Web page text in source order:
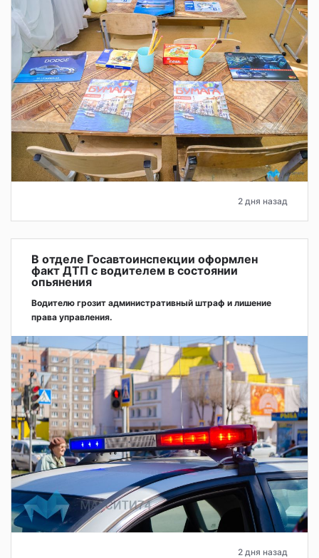
2 дня назад
В отделе Госавтоинспекции оформлен
факт ДТП с водителем в состоянии
опьянения
Водителю грозит административный штраф и лишение
права управления.
2 дня назад